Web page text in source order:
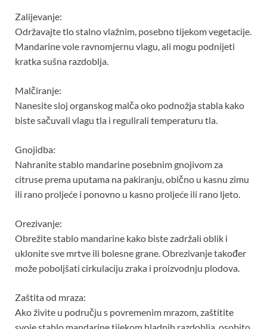
Zalijevanje:
Održavajte tlo stalno vlažnim, posebno tijekom vegetacije.
Mandarine vole ravnomjernu vlagu, ali mogu podnijeti
kratka sušna razdoblja.
Malčiranje:
Nanesite sloj organskog malča oko podnožja stabla kako
biste sačuvali vlagu tla i regulirali temperaturu tla.
Gnojidba:
Nahranite stablo mandarine posebnim gnojivom za
citruse prema uputama na pakiranju, obično u kasnu zimu
ili rano proljeće i ponovno u kasno proljeće ili rano ljeto.
Orezivanje:
Obrežite stablo mandarine kako biste zadržali oblik i
uklonite sve mrtve ili bolesne grane. Obrezivanje također
može poboljšati cirkulaciju zraka i proizvodnju plodova.
Zaštita od mraza:
Ako živite u području s povremenim mrazom, zaštitite